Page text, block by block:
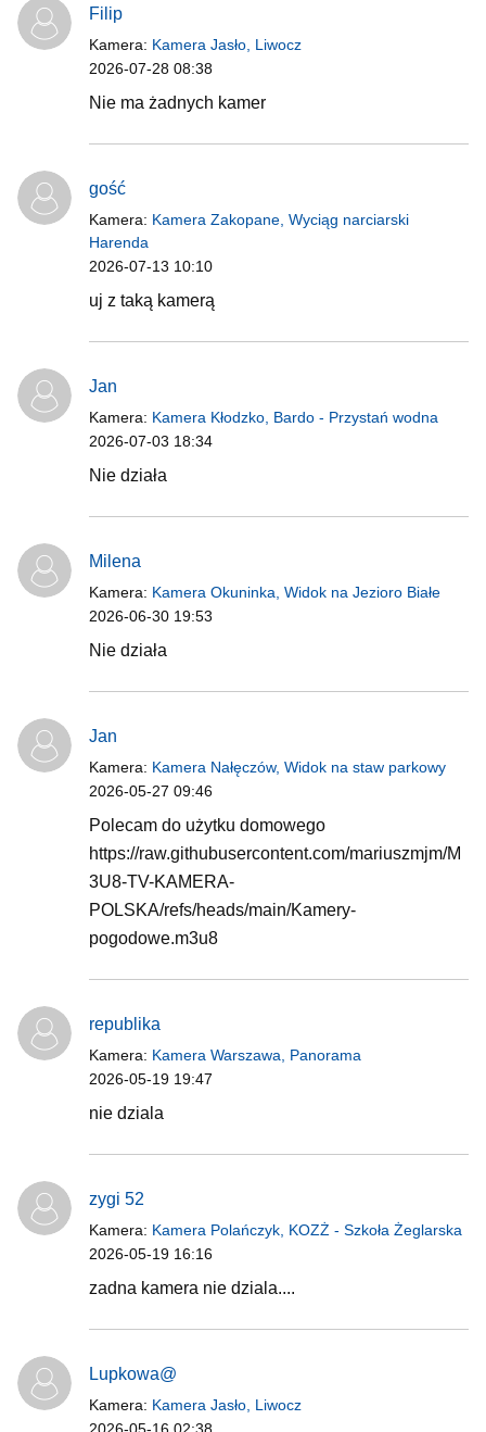
Filip
Kamera: Kamera Jasło, Liwocz
2026-07-28 08:38
Nie ma żadnych kamer
gość
Kamera: Kamera Zakopane, Wyciąg narciarski
Harenda
2026-07-13 10:10
uj z taką kamerą
Jan
Kamera: Kamera Kłodzko, Bardo - Przystań wodna
2026-07-03 18:34
Nie działa
Milena
Kamera: Kamera Okuninka, Widok na Jezioro Białe
2026-06-30 19:53
Nie działa
Jan
Kamera: Kamera Nałęczów, Widok na staw parkowy
2026-05-27 09:46
Polecam do użytku domowego
https://raw.githubusercontent.com/mariuszmjm/M
3U8-TV-KAMERA-
POLSKA/refs/heads/main/Kamery-
pogodowe.m3u8
republika
Kamera: Kamera Warszawa, Panorama
2026-05-19 19:47
nie dziala
zygi 52
Kamera: Kamera Polańczyk, KOZŻ - Szkoła Żeglarska
2026-05-19 16:16
zadna kamera nie dziala....
Lupkowa@
Kamera: Kamera Jasło, Liwocz
2026-05-16 02:38